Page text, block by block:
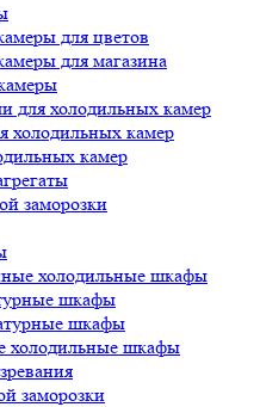
для цветов
для магазина
для холодильных камер
холодильных камер
камер
заморозки
холодильные шкафы
шкафы
шкафы
холодильные шкафы
заморозки